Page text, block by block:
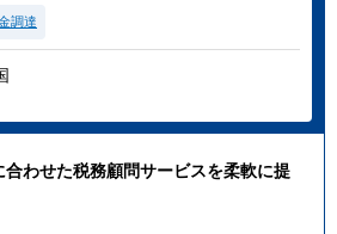
調達
わせた税務顧問サービスを柔軟に提